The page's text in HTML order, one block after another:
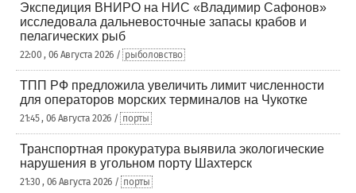
Экспедиция ВНИРО на НИС «Владимир Сафонов»
исследовала дальневосточные запасы крабов и
пелагических рыб
22:00 , 06 Августа 2026 / рыболовство
ТПП РФ предложила увеличить лимит численности
для операторов морских терминалов на Чукотке
21:45 , 06 Августа 2026 / порты
Транспортная прокуратура выявила экологические
нарушения в угольном порту Шахтерск
21:30 , 06 Августа 2026 / порты